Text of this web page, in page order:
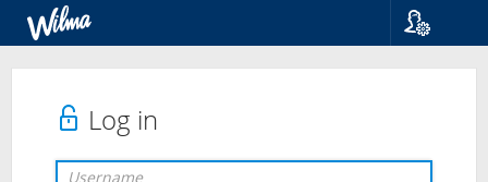
Log in